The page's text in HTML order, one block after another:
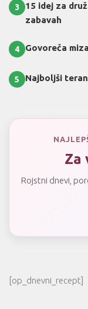
3
15 idej za
zabavah
4 Govoreča
5 Najboljši
Za
Rojstni dnevi,
[op_dnevni_recept]